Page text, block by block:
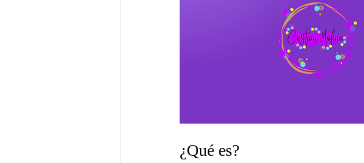
¿Qué es?